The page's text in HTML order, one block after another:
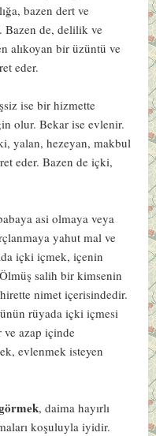
bazen dert ve
Bazen de, delilik ve
alıkoyan bir üzüntü ve
eder.
ise bir hizmette
olur. Bekar ise evlenir.
yalan, hezeyan, makbul
eder. Bazen de içki,
asi olmaya veya
yahut mal ve
içki içmek, içenin
salih bir kimsenin
nimet içerisindedir.
rüyada içki içmesi
ve azap içinde
evlenmek isteyen
, daima hayırlı
koşuluyla iyidir.